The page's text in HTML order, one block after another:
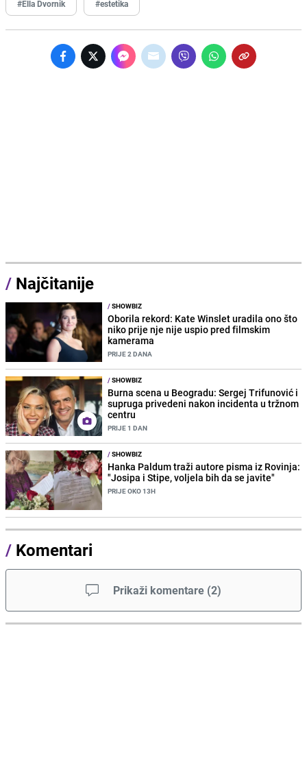
#Ella Dvornik #estetika
/ Najčitanije
/SHOWBIZ
Oborila rekord: Kate Winslet uradila ono što
niko prije nje nije uspio pred filmskim
kamerama
PRIJE 2 DANA
/SHOWBIZ
Burna scena u Beogradu: Sergej Trifunović i
supruga privedeni nakon incidenta u tržnom
centru
PRIJE 1 DAN
/SHOWBIZ
Hanka Paldum traži autore pisma iz Rovinja:
"Josipa i Stipe, voljela bih da se javite"
PRIJE OKO 13H
/ Komentari
Prikaži komentare (2)